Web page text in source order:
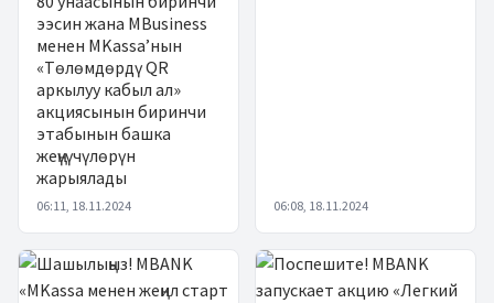
ээсин жана MBusiness
менен MKassa’нын
«Төлөмдөрдү QR
аркылуу кабыл ал»
акциясынын биринчи
этабынын башка
жеңүүчүлөрүн
жарыялады
06:11, 18.11.2024 06:08, 18.11.2024